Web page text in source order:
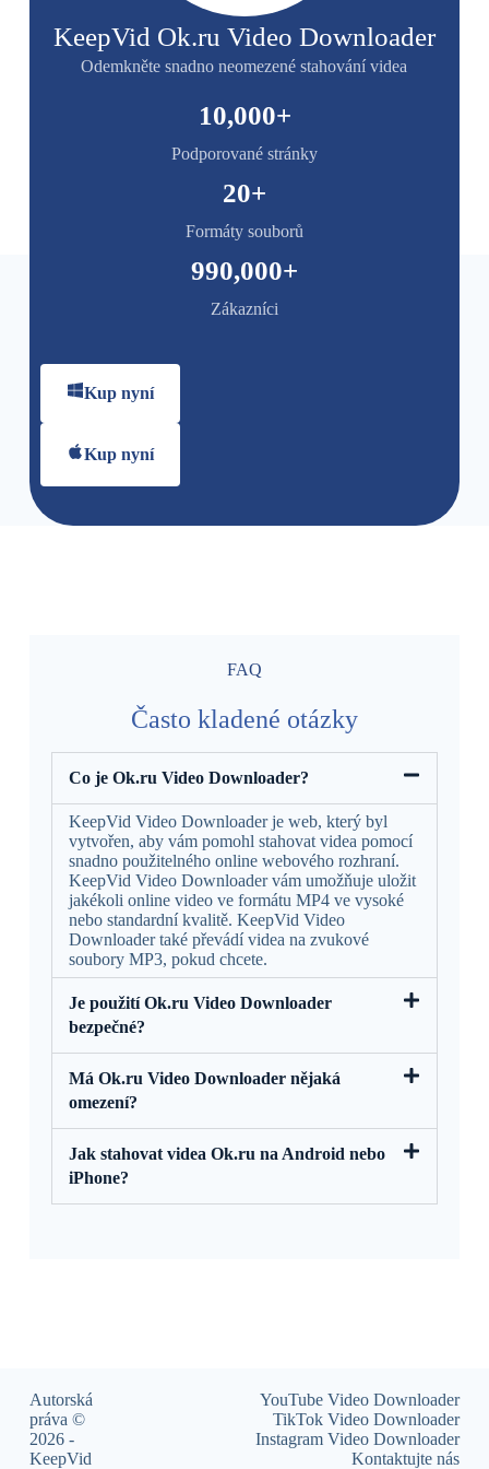
KeepVid Ok.ru Video Downloader
Odemkněte snadno neomezené stahování videa
Podporované stránky
10,000+
Formáty souborů
20+
Zákazníci
990,000+
Kup nyní
Kup nyní
FAQ
Často kladené otázky
Co je Ok.ru Video Downloader?
KeepVid Video Downloader je web, který byl
vytvořen, aby vám pomohl stahovat videa pomocí
snadno použitelného online webového rozhraní.
KeepVid Video Downloader vám umožňuje uložit
jakékoli online video ve formátu MP4 ve vysoké
nebo standardní kvalitě. KeepVid Video
Downloader také převádí videa na zvukové
soubory MP3, pokud chcete.
Je použití Ok.ru Video Downloader
bezpečné?
Má Ok.ru Video Downloader nějaká
omezení?
Jak stahovat videa Ok.ru na Android nebo
iPhone?
Autorská
práva ©
2026 -
KeepVid
YouTube Video Downloader
TikTok Video Downloader
Instagram Video Downloader
Kontaktujte nás